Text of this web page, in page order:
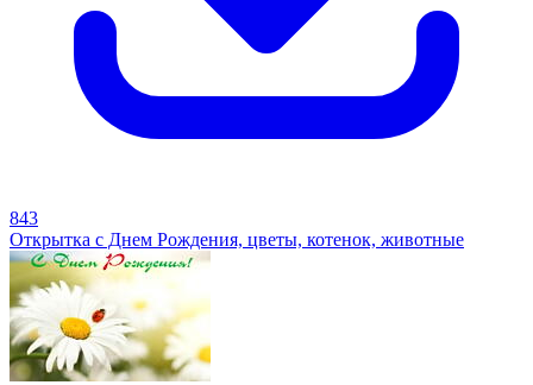
843
Открытка с Днем Рождения, цветы, котенок, животные